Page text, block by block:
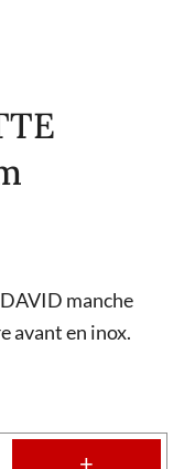
manche
avant en inox.